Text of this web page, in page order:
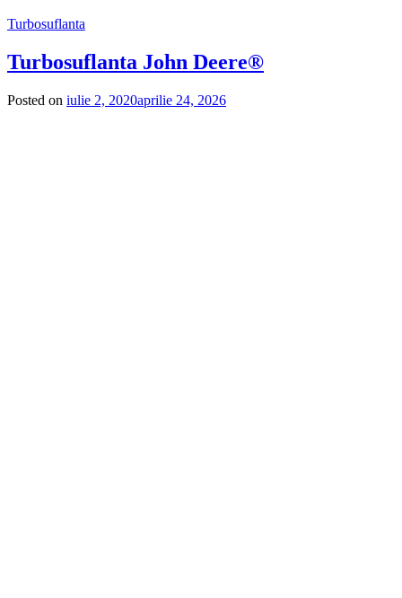
Turbosuflanta
Turbosuflanta John Deere®
Posted on iulie 2, 2020aprilie 24, 2026